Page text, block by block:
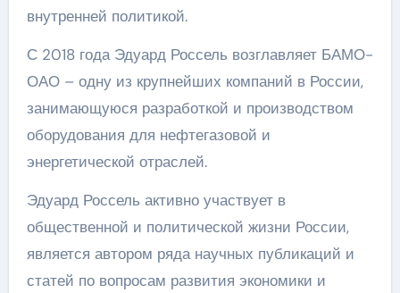
внутренней политикой.
С 2018 года Эдуард Россель возглавляет БАМО-
ОАО – одну из крупнейших компаний в России,
занимающуюся разработкой и производством
оборудования для нефтегазовой и
энергетической отраслей.
Эдуард Россель активно участвует в
общественной и политической жизни России,
является автором ряда научных публикаций и
статей по вопросам развития экономики и